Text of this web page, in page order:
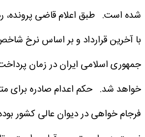
شده است. طبق اعلام قاضی
با آخرین قرارداد و بر اساس نرخ
جمهوری اسلامی ایران در زمان
خواهد شد. حکم اعدام صادره برای
فرجام خواهی در دیوان عالی کشور